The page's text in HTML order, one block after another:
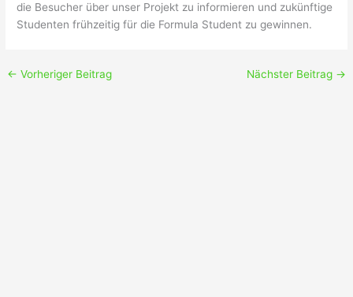
die Besucher über unser Projekt zu informieren und zukünftige
Studenten frühzeitig für die Formula Student zu gewinnen.
← Vorheriger Beitrag Nächster Beitrag →